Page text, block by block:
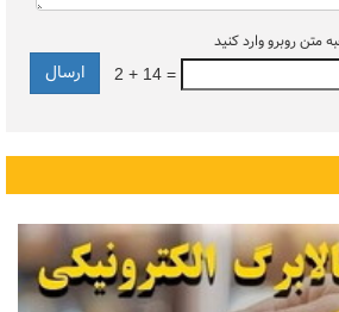
متن روبرو وارد کنید
2 + 14 =